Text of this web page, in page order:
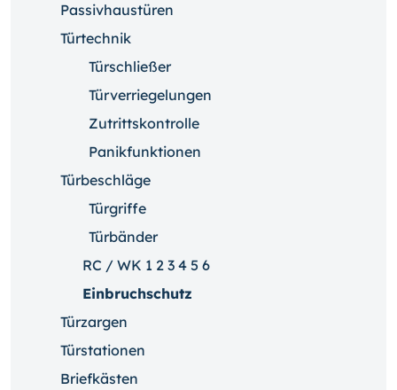
Passivhaustüren
Türtechnik
Türschließer
Türverriegelungen
Zutrittskontrolle
Panikfunktionen
Türbeschläge
Türgriffe
Türbänder
RC / WK 1 2 3 4 5 6
Einbruchschutz
Türzargen
Türstationen
Briefkästen